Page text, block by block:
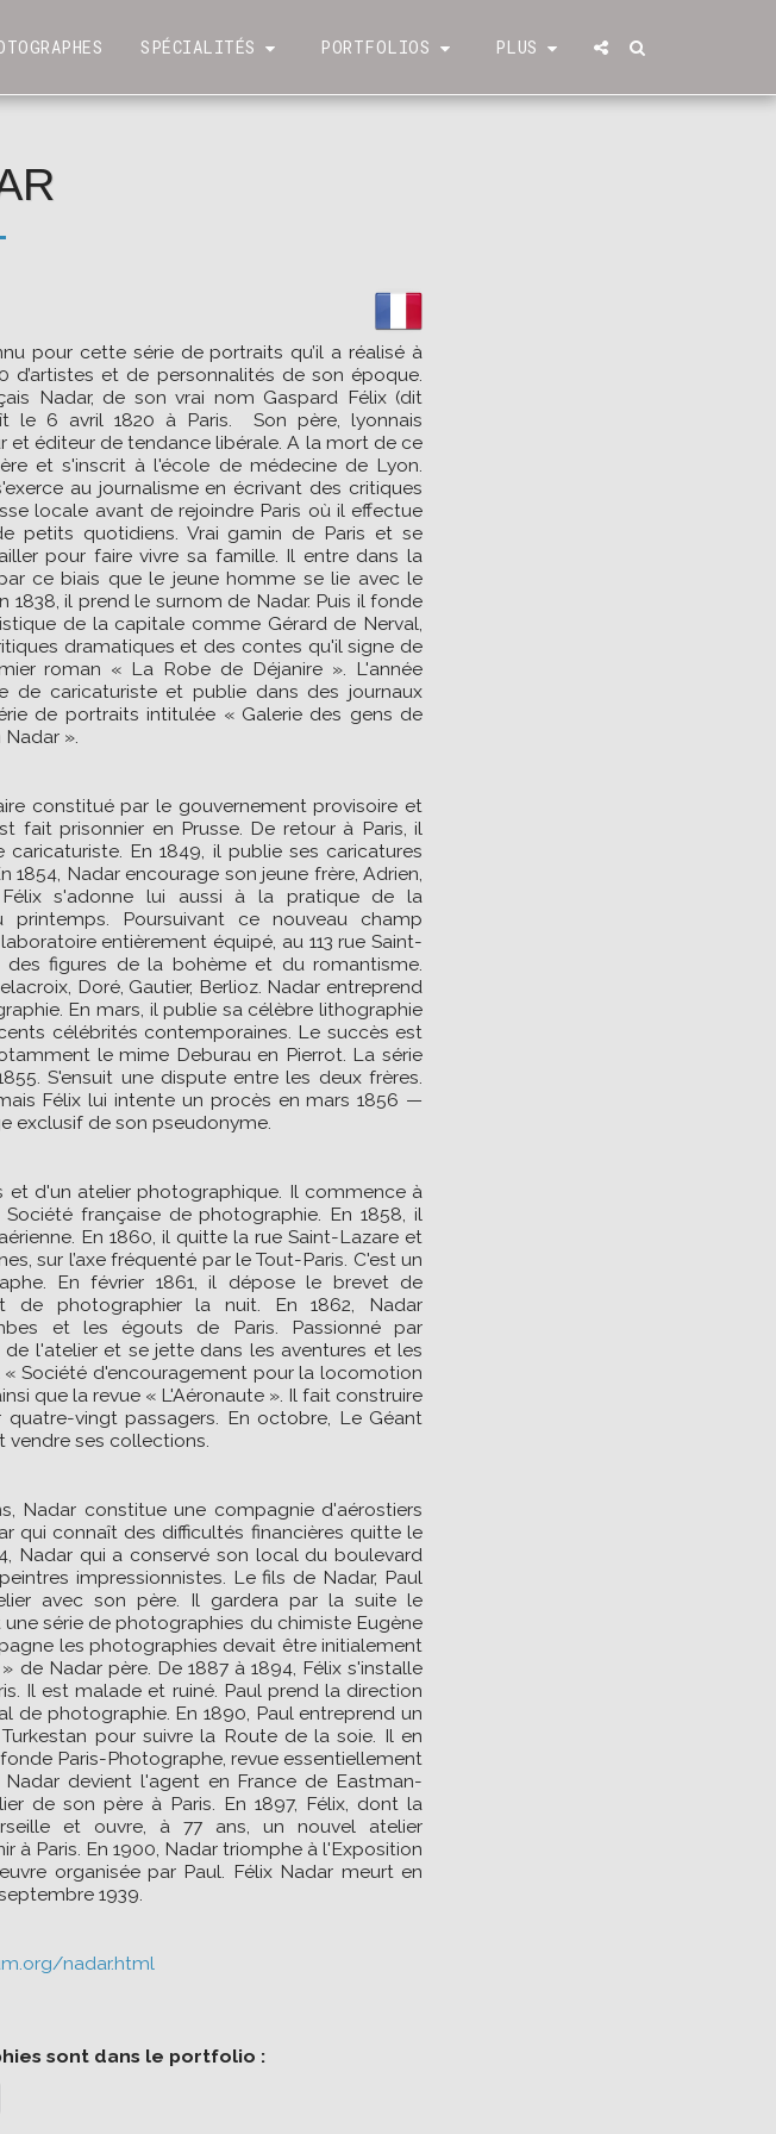
SPÉCIALITÉS PORTFOLIOS PLUS
pour cette série de portraits qu’il a réalisé à
d’artistes et de personnalités de son époque.
Nadar, de son vrai nom Gaspard Félix (dit
le 6 avril 1820 à Paris. Son père, lyonnais
et éditeur de tendance libérale. A la mort de ce
et s'inscrit à l'école de médecine de Lyon.
au journalisme en écrivant des critiques
locale avant de rejoindre Paris où il effectue
petits quotidiens. Vrai gamin de Paris et se
pour faire vivre sa famille. Il entre dans la
ce biais que le jeune homme se lie avec le
1838, il prend le surnom de Nadar. Puis il fonde
de la capitale comme Gérard de Nerval,
dramatiques et des contes qu'il signe de
roman « La Robe de Déjanire ». L'année
de caricaturiste et publie dans des journaux
de portraits intitulée « Galerie des gens de
».
constitué par le gouvernement provisoire et
fait prisonnier en Prusse. De retour à Paris, il
En 1849, il publie ses caricatures
1854, Nadar encourage son jeune frère, Adrien,
s'adonne lui aussi à la pratique de la
Poursuivant ce nouveau champ
entièrement équipé, au 113 rue Saint-
des figures de la bohème et du romantisme.
Doré, Gautier, Berlioz. Nadar entreprend
En mars, il publie sa célèbre lithographie
célébrités contemporaines. Le succès est
le mime Deburau en Pierrot. La série
S'ensuit une dispute entre les deux frères.
Félix lui intente un procès en mars 1856 —
exclusif de son pseudonyme.
et d'un atelier photographique. Il commence à
française de photographie. En 1858, il
En 1860, il quitte la rue Saint-Lazare et
sur l’axe fréquenté par le Tout-Paris. C'est un
En février 1861, il dépose le brevet de
de photographier la nuit. En 1862, Nadar
et les égouts de Paris. Passionné par
l'atelier et se jette dans les aventures et les
Société d'encouragement pour la locomotion
que la revue « L'Aéronaute ». Il fait construire
vingt passagers. En octobre, Le Géant
vendre ses collections.
Nadar constitue une compagnie d'aérostiers
qui connaît des difficultés financières quitte le
Nadar qui a conservé son local du boulevard
impressionnistes. Le fils de Nadar, Paul
avec son père. Il gardera par la suite le
série de photographies du chimiste Eugène
les photographies devait être initialement
de Nadar père. De 1887 à 1894, Félix s'installe
Il est malade et ruiné. Paul prend la direction
de photographie. En 1890, Paul entreprend un
pour suivre la Route de la soie. Il en
Paris-Photographe, revue essentiellement
devient l'agent en France de Eastman-
de son père à Paris. En 1897, Félix, dont la
et ouvre, à 77 ans, un nouvel atelier
à Paris. En 1900, Nadar triomphe à l'Exposition
organisée par Paul. Félix Nadar meurt en
1939.
nadar.html
sont dans le portfolio :